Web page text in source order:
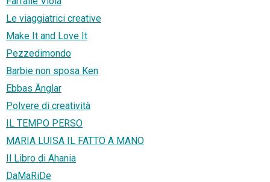
Le viaggiatrici creative
Make It and Love It
Pezzedimondo
Barbie non sposa Ken
Ebbas Änglar
Polvere di creatività
IL TEMPO PERSO
MARIA LUISA IL FATTO A MANO
Il Libro di Ahania
DaMaRiDe